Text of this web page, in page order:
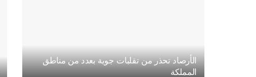
الأرصاد تحذر من تقلبات جوية بعدد من مناطق
المملكة